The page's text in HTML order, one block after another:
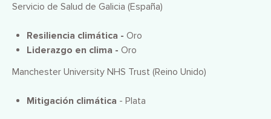
Servicio de Salud de Galicia (España)
Resiliencia climática - Oro
Liderazgo en clima - Oro
Manchester University NHS Trust (Reino Unido)
Mitigación climática - Plata